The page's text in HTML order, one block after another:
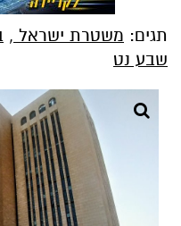
תגים: משטרת ישראל ,
שבע נט